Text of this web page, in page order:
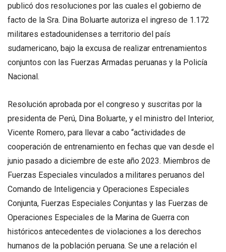
publicó dos resoluciones por las cuales el gobierno de
facto de la Sra. Dina Boluarte autoriza el ingreso de 1.172
militares estadounidenses a territorio del país
sudamericano, bajo la excusa de realizar entrenamientos
conjuntos con las Fuerzas Armadas peruanas y la Policía
Nacional.
Resolución aprobada por el congreso y suscritas por la
presidenta de Perú, Dina Boluarte, y el ministro del Interior,
Vicente Romero, para llevar a cabo “actividades de
cooperación de entrenamiento en fechas que van desde el
junio pasado a diciembre de este año 2023. Miembros de
Fuerzas Especiales vinculados a militares peruanos del
Comando de Inteligencia y Operaciones Especiales
Conjunta, Fuerzas Especiales Conjuntas y las Fuerzas de
Operaciones Especiales de la Marina de Guerra con
históricos antecedentes de violaciones a los derechos
humanos de la población peruana. Se une a relación el